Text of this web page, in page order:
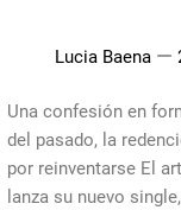
Lucia Baena
Una confesión en
del pasado, la
por reinventarse El
lanza su nuevo